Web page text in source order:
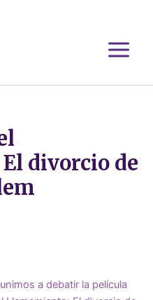
divorcio de
a debatir la película